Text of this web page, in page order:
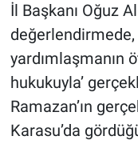
İl Başkanı Oğuz
yardımlaşmanın
hukukuyla’
Ramazan’ın
Karasu’da